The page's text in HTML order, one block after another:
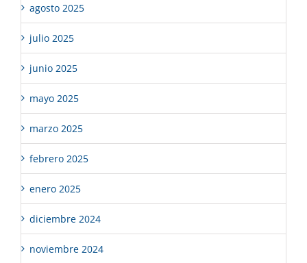
agosto 2025
julio 2025
junio 2025
mayo 2025
marzo 2025
febrero 2025
enero 2025
diciembre 2024
noviembre 2024